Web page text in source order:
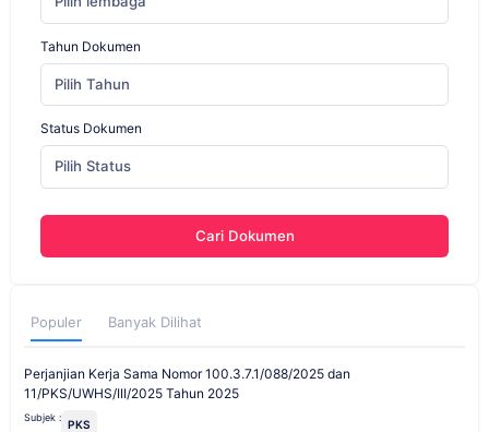
Tahun Dokumen
Pilih Tahun
Status Dokumen
Pilih Status
Cari Dokumen
Populer Banyak Dilihat
Perjanjian Kerja Sama Nomor 100.3.7.1/088/2025 dan
11/PKS/UWHS/III/2025 Tahun 2025
Subjek : PKS